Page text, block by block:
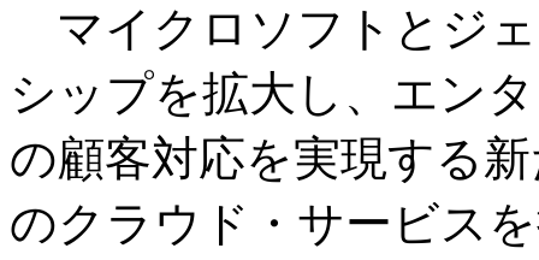
マイクロソフトとジ
シップを拡大し、エン
の顧客対応を実現する
のクラウド・サービス